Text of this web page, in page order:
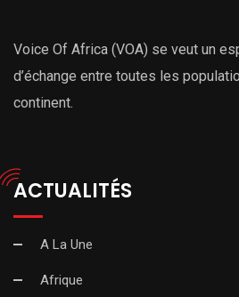
Voice Of Africa (VOA) se veut un
d’échange entre toutes les
continent.
ACTUALITÉS
A La Une
Afrique